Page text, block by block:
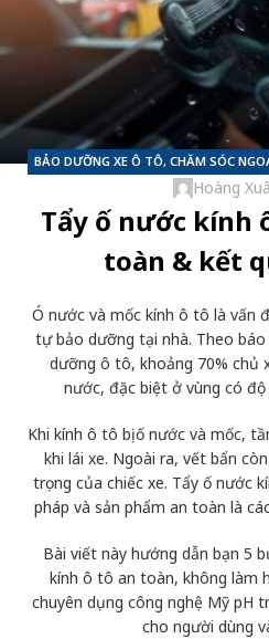
BẢO DƯỠNG XE Ô TÔ, CHĂM SÓC
SẢN
Hoàng
Tẩy ố nước kính
toàn & kết
Ó nước và mốc kính ô tô là vấn
tự bảo dưỡng tại nhà. Theo
dưỡng ô tô, khoảng 70% chủ
nước, đặc biệt ở vùng có
Khi kính ô tô bị ố nước và mốc,
khi lái xe. Ngoài ra, vết bẩn
trọng của chiếc xe. Tẩy ố nước
pháp và sản phẩm an toàn là
Bài viết này hướng dẫn bạn 5
kính ô tô an toàn, không làm
chuyên dụng công nghệ Mỹ pH
cho người dùng